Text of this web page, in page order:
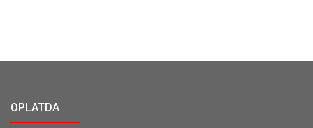
OPLATDA